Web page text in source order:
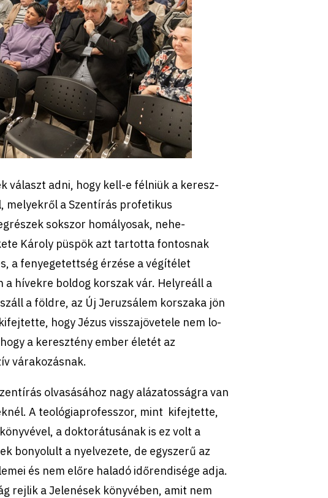
választ adni, hogy kell-e félniük a keresz-
melyekről a Szentírás profetikus
sokszor homályosak, nehe-
Károly püspök azt tartotta fontosnak
a fenyegetettség érzése a végítélet
hívekre boldog korszak vár. Helyreáll a
a földre, az Új Jeruzsálem korszaka jön
hogy Jézus visszajövetele nem lo-
a keresztény ember életét az
várakozásnak.
olvasásához nagy alázatosságra van
A teológiaprofesszor, mint kifejtette,
a doktorátusának is ez volt a
bonyolult a nyelvezete, de egyszerű az
és nem előre haladó időrendisége adja.
rejlik a Jelenések könyvében, amit nem